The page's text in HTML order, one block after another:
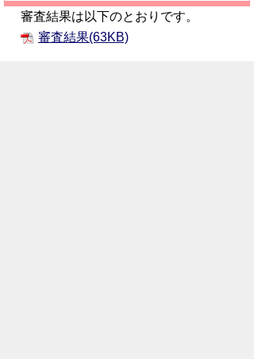
審査結果は以下のとおりです。
審査結果(63KB)